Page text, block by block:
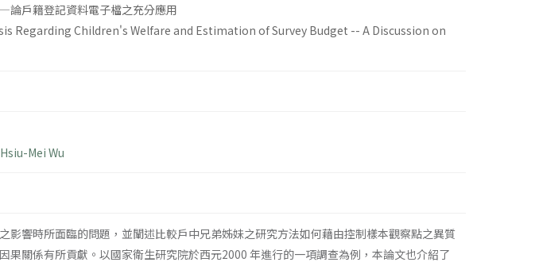
戶籍登記資料電子檔之充分應用
Regarding Children's Welfare and Estimation of Survey Budget -- A Discussion on
Hsiu-Mei Wu
影響時所面臨的問題，並闡述比較戶中兄弟姊妹之研究方法如何藉由控制樣本觀察點之異質
關係有所貢獻。以國家衛生研究院於西元2000 年進行的一項調查為例，本論文也介紹了